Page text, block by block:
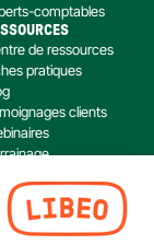
dont le siège social
auprès de l’Organisme
et finance (ORIAS) sous
comptables
de ressources
pratiques
clients